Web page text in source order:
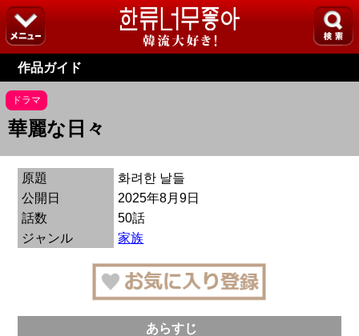
作品ガイド
ドラマ
華麗な日々
原題
화려한 날들
公開日
2025年8月9日
話数
50話
ジャンル
家族
あらすじ